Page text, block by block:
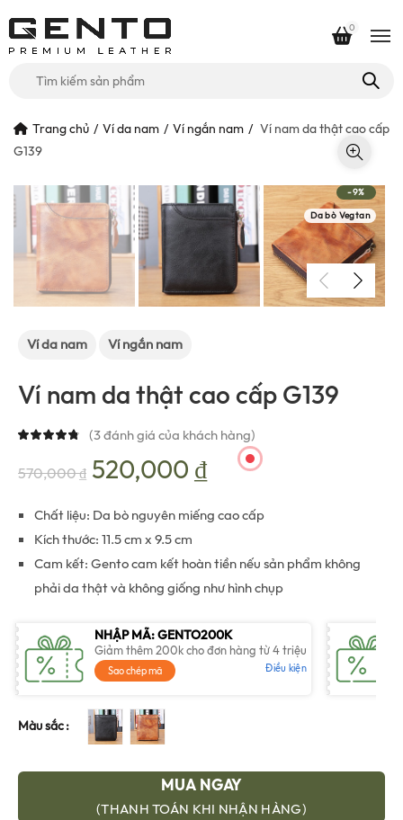
cho:
0
Trang chủ Ví da nam Ví ngắn nam
Ví nam da thật cao cấp
G139
-9%
Da bò Vegtan
Ví da nam Ví ngắn nam
Ví nam da thật cao cấp G139
(3đánh giá của khách hàng)
570,000₫ Giá
gốc
là:
570,000 ₫.
520,000₫Giá
hiện
tại
là:
520,000 ₫.
Chất liệu: Da bò nguyên miếng cao cấp
Kích thước: 11.5 cm x 9.5 cm
Cam kết: Gento cam kết hoàn tiền nếu sản phẩm không
phải da thật và không giống như hình chụp
NHẬP MÃ: GENTO200K
Giảm thêm 200k cho đơn hàng từ 4 triệu
Sao chép mã Điều kiện
Màu sắc
MUA NGAY
(THANH TOÁN KHI NHẬN HÀNG)